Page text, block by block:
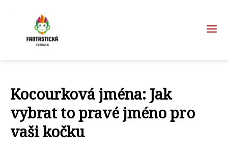
Kocourková jména: Jak
vybrat to pravé jméno pro
vaši kočku